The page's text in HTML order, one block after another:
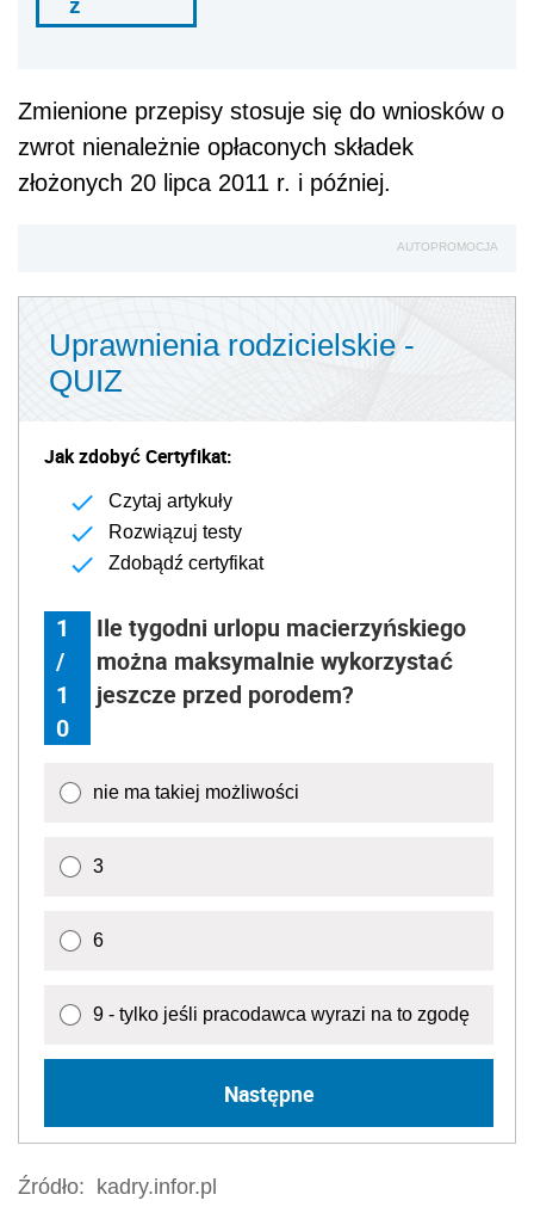
ź
Zmienione przepisy stosuje się do wniosków o
zwrot nienależnie opłaconych składek
złożonych 20 lipca 2011 r. i później.
AUTOPROMOCJA
Uprawnienia rodzicielskie -
QUIZ
Jak zdobyć Certyfikat:
Czytaj artykuły
Rozwiązuj testy
Zdobądź certyfikat
1
/
1
0
Ile tygodni urlopu macierzyńskiego
można maksymalnie wykorzystać
jeszcze przed porodem?
nie ma takiej możliwości
3
6
9 - tylko jeśli pracodawca wyrazi na to zgodę
Następne
Źródło: kadry.infor.pl